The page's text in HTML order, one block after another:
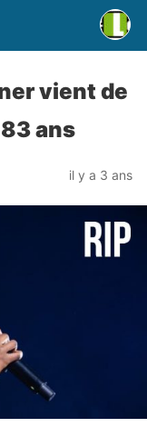
vient de
ans
il y a 3 ans